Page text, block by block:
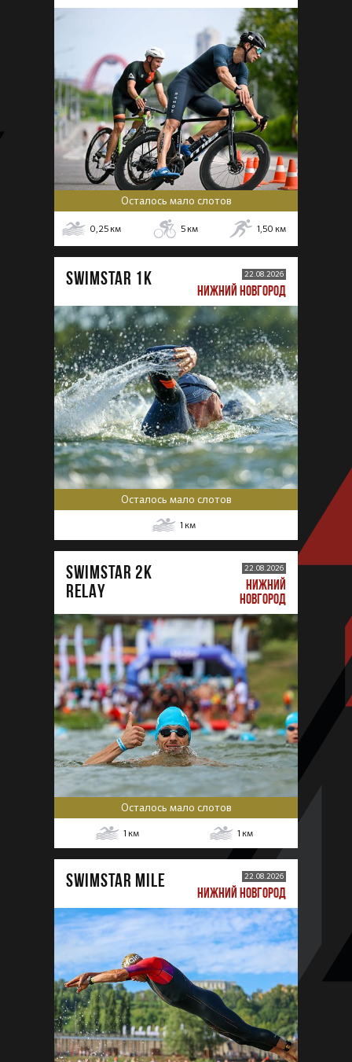
Осталось мало слотов
0,25 км 5 км 1,50 км
SWIMSTAR 1K 22.08.2026
НИЖНИЙ НОВГОРОД
Осталось мало слотов
1 км
SWIMSTAR 2K
RELAY
22.08.2026
НИЖНИЙ
НОВГОРОД
Осталось мало слотов
1 км 1 км
SWIMSTAR MILE 22.08.2026
НИЖНИЙ НОВГОРОД